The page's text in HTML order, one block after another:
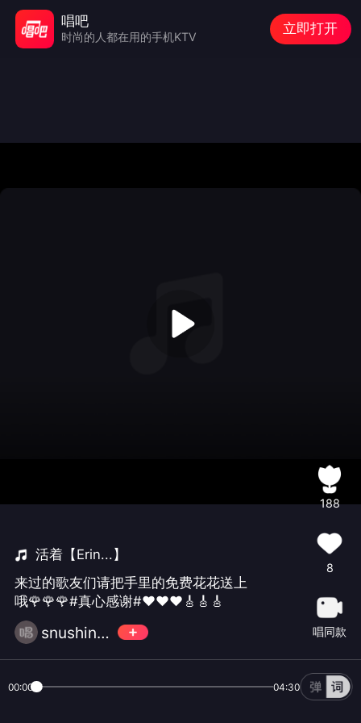
活着【Erin...】
来过的歌友们请把手里的免费花花送上
哦🌹🌹🌹#真心感谢#❤️❤️❤️🎸🎸🎸
snushine🎶💥
188
8
唱同款
00:00 04:30
唱吧
时尚的人都在用的手机KTV
立即打开